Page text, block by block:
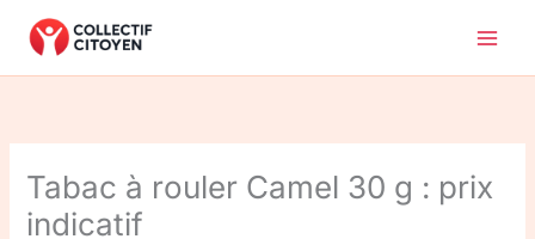
Tabac à rouler Camel 30 g : prix
indicatif